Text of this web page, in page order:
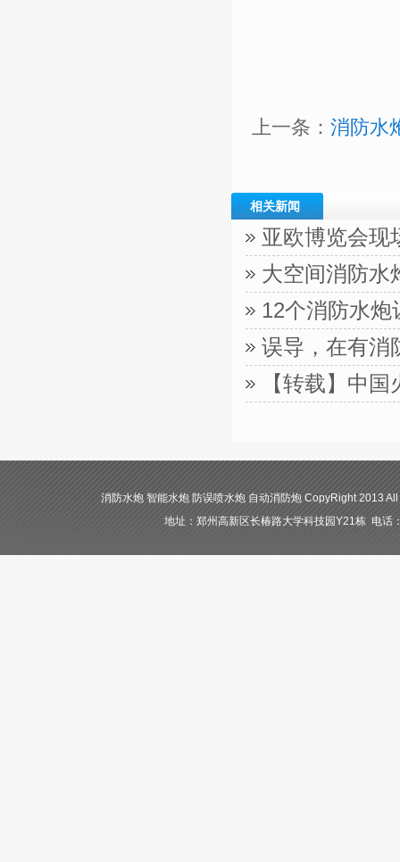
上一条： 消防水
相关新闻
亚欧博览会现
大空间消防水
12个消防水
误导，在有消
【转载】中
消防水炮 智能水炮 防误喷水炮 自动消防炮 CopyRight 2013
地址：郑州高新区长椿路大学科技园Y21栋 电